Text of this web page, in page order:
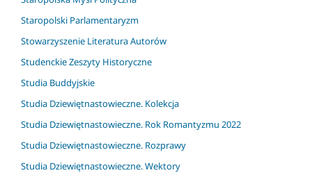
Staropolski Parlamentaryzm
Stowarzyszenie Literatura Autorów
Studenckie Zeszyty Historyczne
Studia Buddyjskie
Studia Dziewiętnastowieczne. Kolekcja
Studia Dziewiętnastowieczne. Rok Romantyzmu 2022
Studia Dziewiętnastowieczne. Rozprawy
Studia Dziewiętnastowieczne. Wektory